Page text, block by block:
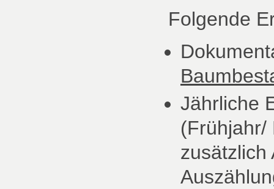
Folgende
Jährliche
(Frühjahr/
zusätzlich